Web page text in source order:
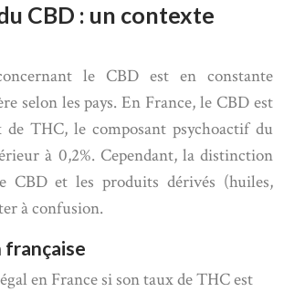
CBD : un contexte
le CBD est en constante
selon les pays. En France, le CBD est
THC, le composant psychoactif du
à 0,2%. Cependant, la distinction
CBD et les produits dérivés (huiles,
à confusion.
française
en France si son taux de THC est